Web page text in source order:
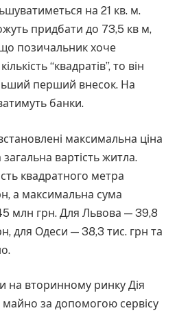
на 21 кв. м.
придбати до 73,5 кв м,
позичальник хоче
“квадратів”, то він
перший внесок. На
банки.
максимальна ціна
вартість житла.
квадратного метра
а максимальна сума
млн грн. Для Львова — 39,8
для Одеси — 38,3 тис. грн та
на вторинному ринку Дія
за допомогою сервісу